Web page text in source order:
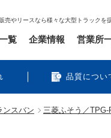
売やリースなら様々な大型トラックを
品質につい
覧 企業情報 営業所
ンスバン 三菱ふそう／TPG-